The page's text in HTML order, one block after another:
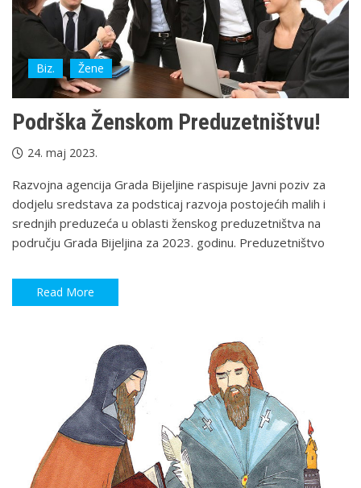
Biz. Žene
Podrška Ženskom Preduzetništvu!
24. maj 2023.
Razvojna agencija Grada Bijeljine raspisuje Javni poziv za
dodjelu sredstava za podsticaj razvoja postojećih malih i
srednjih preduzeća u oblasti ženskog preduzetništva na
području Grada Bijeljina za 2023. godinu. Preduzetništvo
Read More